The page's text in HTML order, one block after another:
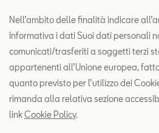
Nell’ambito delle finalità indicare
Informativa i dati Suoi dati personali
comunicati/trasferiti a soggetti terzi
appartenenti all’Unione europea,
quanto previsto per l’utilizzo dei
rimanda alla relativa sezione
link Cookie Policy.